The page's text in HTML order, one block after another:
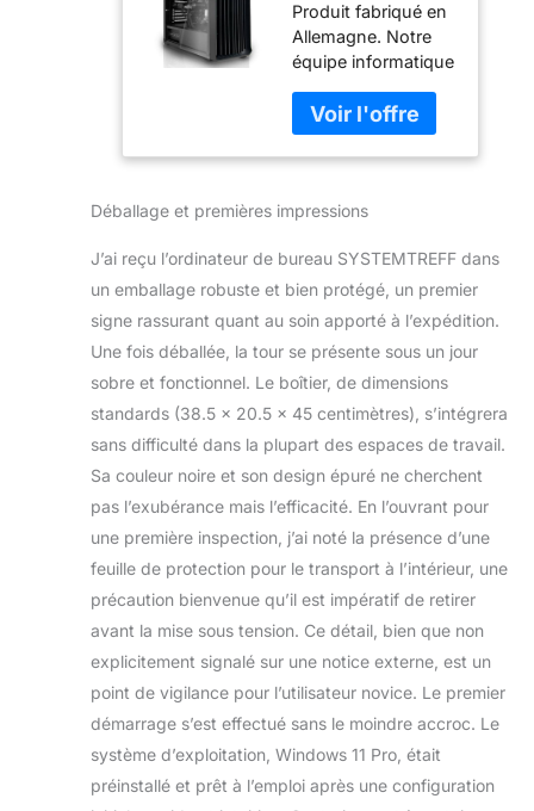
Intel Core i3-
12100 4 x 4,3
GHz | UHD 730
4K HDMI DX12 |
1 to M.2 NVMe |
RAM DDR4 16
Go | WLAN
Ordinateur de
multimédia
Produit fabriqué en
Allemagne. Notre
équipe informatique
garantit la plus
haute qualité pour
votre PC multimédia
Grâce à des
soigneusement
sélectionnés et
parfaitement
coordonnés, nous
obtenons une
satisfaction client
exceptionnelle. En
outre, Windows 11
pour vous garantir
une expérience
prête à l'emploi et
transparente Votre
est équipé du
puissant Intel Core
i3-12100 4 x 4,3
GHz et de 16 Go de
mémoire DDR4, ce
d'excellentes
performances pour
Déballage et premières impressions
J’ai reçu l’ordinateur de bureau SYSTEMTREFF dans
un emballage robuste et bien protégé, un premier
signe rassurant quant au soin apporté à l’expédition.
Une fois déballée, la tour se présente sous un jour
sobre et fonctionnel. Le boîtier, de dimensions
standards (38.5 x 20.5 x 45 centimètres), s’intégrera
sans difficulté dans la plupart des espaces de travail.
Sa couleur noire et son design épuré ne cherchent
pas l’exubérance mais l’efficacité. En l’ouvrant pour
une première inspection, j’ai noté la présence d’une
feuille de protection pour le transport à l’intérieur, une
précaution bienvenue qu’il est impératif de retirer
avant la mise sous tension. Ce détail, bien que non
explicitement signalé sur une notice externe, est un
point de vigilance pour l’utilisateur novice. Le premier
démarrage s’est effectué sans le moindre accroc. Le
système d’exploitation, Windows 11 Pro, était
préinstallé et prêt à l’emploi après une configuration